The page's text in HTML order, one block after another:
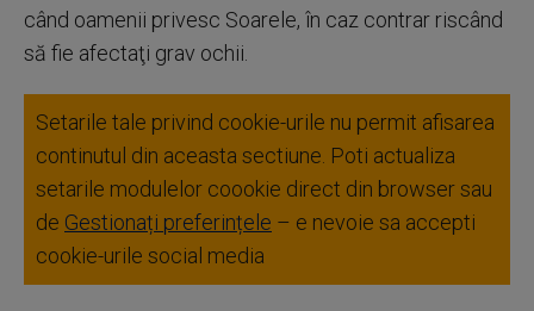
când oamenii privesc Soarele, în caz contrar riscând
să fie afectaţi grav ochii.
Setarile tale privind cookie-urile nu permit afisarea
continutul din aceasta sectiune. Poti actualiza
setarile modulelor coookie direct din browser sau
de Gestionați preferințele – e nevoie sa accepti
cookie-urile social media